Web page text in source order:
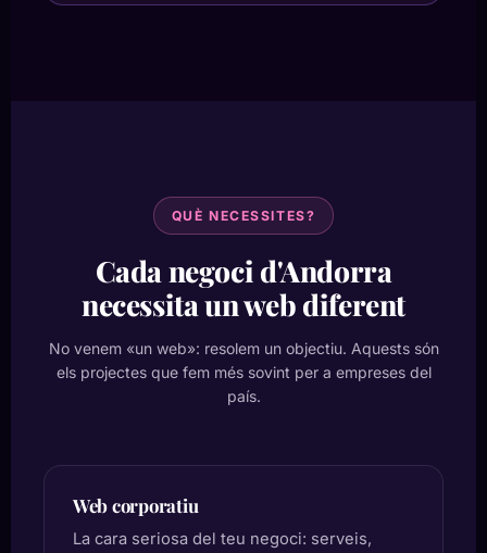
QUÈ NECESSITES?
Cada negoci d'Andorra
necessita un web diferent
No venem «un web»: resolem un objectiu. Aquests són
els projectes que fem més sovint per a empreses del
país.
Web corporatiu
La cara seriosa del teu negoci: serveis,